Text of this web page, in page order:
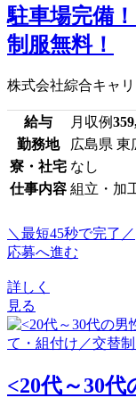
駐車場完備
制服無料！
株式会社綜合キャ
給与 月収例
勤務地
広島県 東
寮・社宅 なし
仕事内容 組立・加
＼最短45秒で完了／
応募へ進む
詳しく
見る
<20代～30